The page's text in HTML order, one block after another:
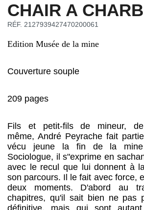
CHAIR A
RÉF. 2127939427470200061
Edition Musée de la mine
Couverture souple
209 pages
Fils et petit-fils de mineur, de
même, André Peyrache fait
vécu jeune la fin de la
Sociologue, il s"exprime en
avec le recul que lui donnent à
son parcours. Il le fait avec force,
deux moments. D'abord au
chapitres, qu'il sait bien ne pas
définitive, mais qui sont